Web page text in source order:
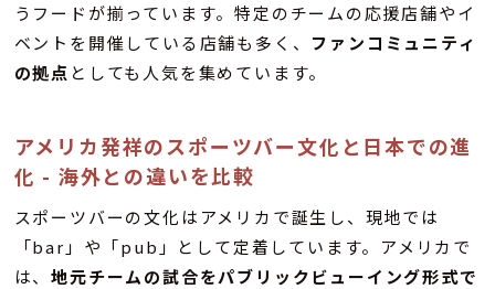
うフードが揃っています。特定のチームの応援店舗やイ
ベントを開催している店舗も多く、 ファンコミュニティ
の拠点 としても人気を集めています。
アメリカ発祥のスポーツバー文化と日本での進
化 - 海外との違いを比較
スポーツバーの文化はアメリカで誕生し、現地では
「bar」や「pub」として定着しています。アメリカで
は、地元チームの試合をパブリックビューイング形式で